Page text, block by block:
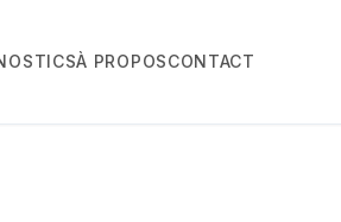
À PROPOSCONTACT